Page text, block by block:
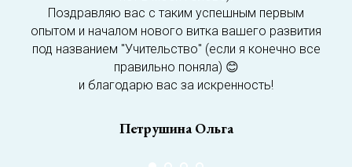
Поздравляю вас с таким успешным первым
опытом и началом нового витка вашего развития
под названием "Учительство" (если я конечно все
правильно поняла) 😊
и благодарю вас за искренность!
Петрушина Ольга